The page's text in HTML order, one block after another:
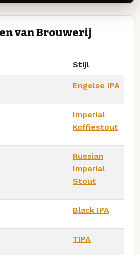
van Brouwerij
Stijl
Engelse IPA
Imperial
Koffiestout
Russian
Imperial
Stout
Black IPA
TIPA